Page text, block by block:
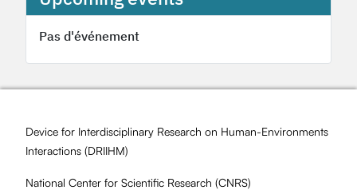
Pas d'événement
Device for Interdisciplinary Research on Human-Environments
Interactions (DRIIHM)
National Center for Scientific Research (CNRS)